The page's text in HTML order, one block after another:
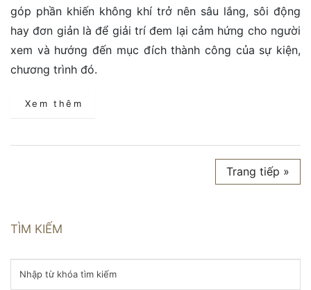
góp phần khiến không khí trở nên sâu lắng, sôi động
hay đơn giản là để giải trí đem lại cảm hứng cho người
xem và hướng đến mục đích thành công của sự kiện,
chương trình đó.
Xem thêm
Trang tiếp »
TÌM KIẾM